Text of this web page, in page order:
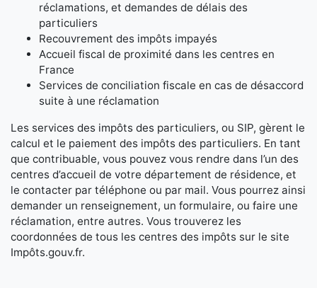
réclamations, et demandes de délais des
particuliers
Recouvrement des impôts impayés
Accueil fiscal de proximité dans les centres en
France
Services de conciliation fiscale en cas de désaccord
suite à une réclamation
Les services des impôts des particuliers, ou SIP, gèrent le
calcul et le paiement des impôts des particuliers. En tant
que contribuable, vous pouvez vous rendre dans l’un des
centres d’accueil de votre département de résidence, et
le contacter par téléphone ou par mail. Vous pourrez ainsi
demander un renseignement, un formulaire, ou faire une
réclamation, entre autres. Vous trouverez les
coordonnées de tous les centres des impôts sur le site
Impôts.gouv.fr.